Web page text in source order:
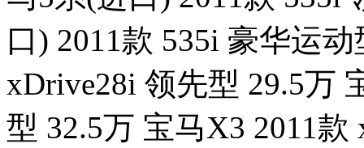
口) 2011款 535i 豪华运
xDrive28i 领先型 29.5万
型 32.5万 宝马X3 2011